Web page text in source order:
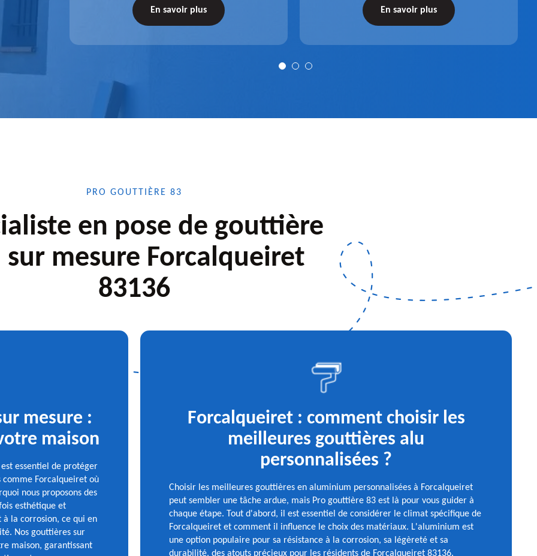
nous
de l'accessoire à installer, faites-nous
En savoir plus
récupérateur d'eau entièrement fonctionnel
En savoir plus
PRO GOUTTIÈRE 83
en pose de gouttière
sur mesure Forcalqueiret
83136
mesure :
maison
essentiel de protéger
comme Forcalqueiret où
nous proposons des
esthétique et
la corrosion, ce qui en
Nos gouttières sur
maison, garantissant
Forcalqueiret : comment choisir les
meilleures gouttières alu
personnalisées ?
Choisir les meilleures gouttières en aluminium personnalisées à Forcalqueiret
peut sembler une tâche ardue, mais Pro gouttière 83 est là pour vous guider à
chaque étape. Tout d'abord, il est essentiel de considérer le climat spécifique de
Forcalqueiret et comment il influence le choix des matériaux. L'aluminium est
une option populaire pour sa résistance à la corrosion, sa légèreté et sa
durabilité, des atouts précieux pour les résidents de Forcalqueiret 83136.